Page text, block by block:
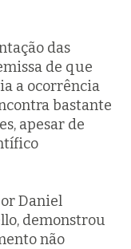
das
de que
a ocorrência
bastante
apesar de
Daniel
demonstrou
não